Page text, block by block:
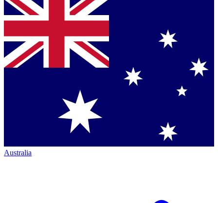
Australia